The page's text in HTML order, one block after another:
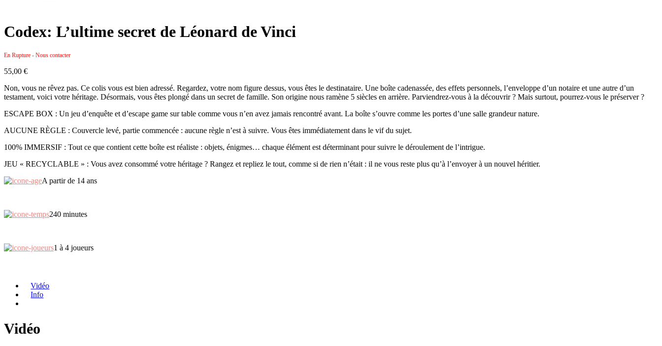
Codex: L’ultime secret de Léonard de Vinci
En Rupture - Nous contacter
55,00 €
Non, vous ne rêvez pas. Ce colis vous est bien adressé. Regardez, votre nom figure dessus, vous êtes le destinataire. Une boîte cadenassée, des effets personnels, l’enveloppe d’un notaire et une autre d’un
testament, voici votre héritage. Désormais, vous êtes plongé dans un secret de famille. Son origine nous ramène 5 siècles en arrière. Parviendrez-vous à la découvrir ? Mais surtout, pourrez-vous le préserver ?
ESCAPE BOX : Un jeu d’enquête et d’escape game sur table comme vous n’en avez jamais rencontré avant. La boîte s’ouvre comme les portes d’une salle grandeur nature.
AUCUNE RÈGLE : Couvercle levé, partie commencée : aucune règle n’est à suivre. Vous êtes immédiatement dans le vif du sujet.
100% IMMERSIF : Tout ce que contient cette boîte est réaliste : objets, énigmes… chaque élément est déterminant pour suivre le déroulement de l’intrigue.
JEU « RECYCLABLE » : Vous avez consommé votre héritage ? Rangez et repliez le tout, comme si de rien n’était : il ne vous reste plus qu’à l’envoyer à un nouvel héritier.
A partir de 14 ans
240 minutes
1 à 4 joueurs
Vidéo
Info
Vidéo